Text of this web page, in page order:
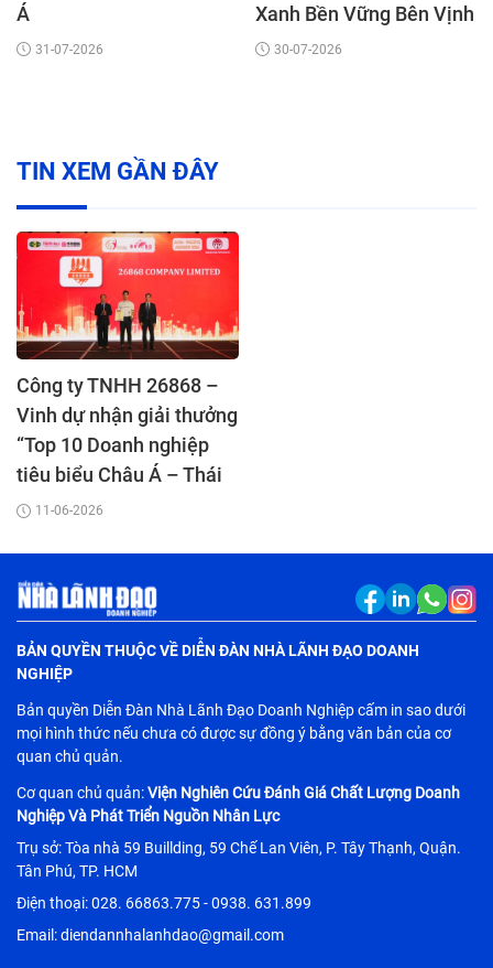
Á
31-07-2026
Xanh Bền Vững Bên Vịnh
Mũi Né
30-07-2026
TIN XEM GẦN ĐÂY
Công ty TNHH 26868 –
Vinh dự nhận giải thưởng
“Top 10 Doanh nghiệp
tiêu biểu Châu Á – Thái
Bình Dương 2026”
11-06-2026
BẢN QUYỀN THUỘC VỀ DIỄN ĐÀN NHÀ LÃNH ĐẠO DOANH
NGHIỆP
Bản quyền Diễn Đàn Nhà Lãnh Đạo Doanh Nghiệp cấm in sao dưới
mọi hình thức nếu chưa có được sự đồng ý bằng văn bản của cơ
quan chủ quản.
Cơ quan chủ quản:Viện Nghiên Cứu Đánh Giá Chất Lượng Doanh
Nghiệp Và Phát Triển Nguồn Nhân Lực
Trụ sở: Tòa nhà 59 Buillding, 59 Chế Lan Viên, P. Tây Thạnh, Quận.
Tân Phú, TP. HCM
Điện thoại: 028. 66863.775 - 0938. 631.899
Email: diendannhalanhdao@gmail.com